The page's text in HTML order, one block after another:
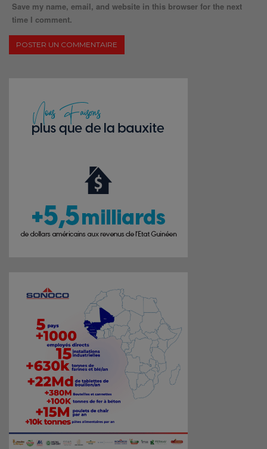
Save my name, email, and website in this browser for the next
time I comment.